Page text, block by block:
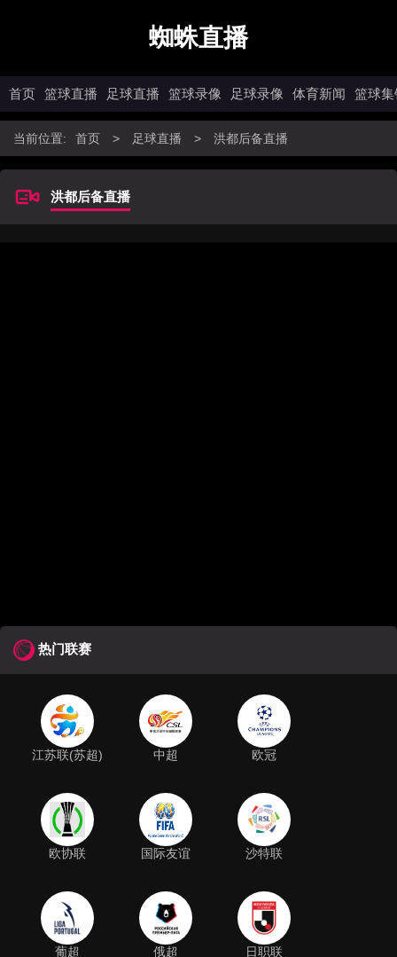
蜘蛛直播
首页 篮球直播 足球直播 篮球录像 足球录像 体育新闻 篮球集
当前位置: 首页 > 足球直播 > 洪都后备直播
洪都后备直播
热门联赛
江苏联(苏超) 中超 欧冠
欧协联 国际友谊 沙特联
葡超 俄超 日职联